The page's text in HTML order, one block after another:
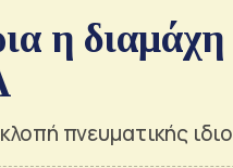
η
πνευματικής